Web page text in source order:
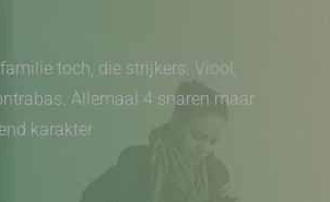
toch, die strijkers. Viool,
Allemaal 4 snaren maar
karakter.